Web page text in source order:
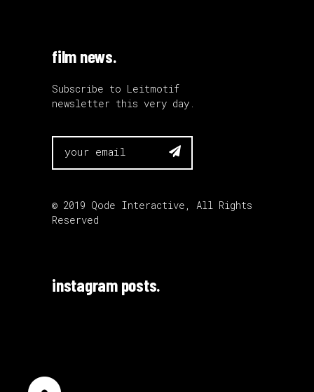
film news.
Subscribe to Leitmotif
newsletter this very day.

© 2019 Qode Interactive , All Rights
Reserved
instagram posts.